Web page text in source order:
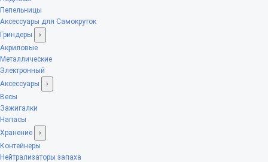
Пепельницы
Аксессуары для Самокруток
Гриндеры
›
Акриловые
Металлические
Электронный
Аксессуары
›
Весы
Зажигалки
Напасы
Хранение
›
Контейнеры
Нейтрализаторы запаха